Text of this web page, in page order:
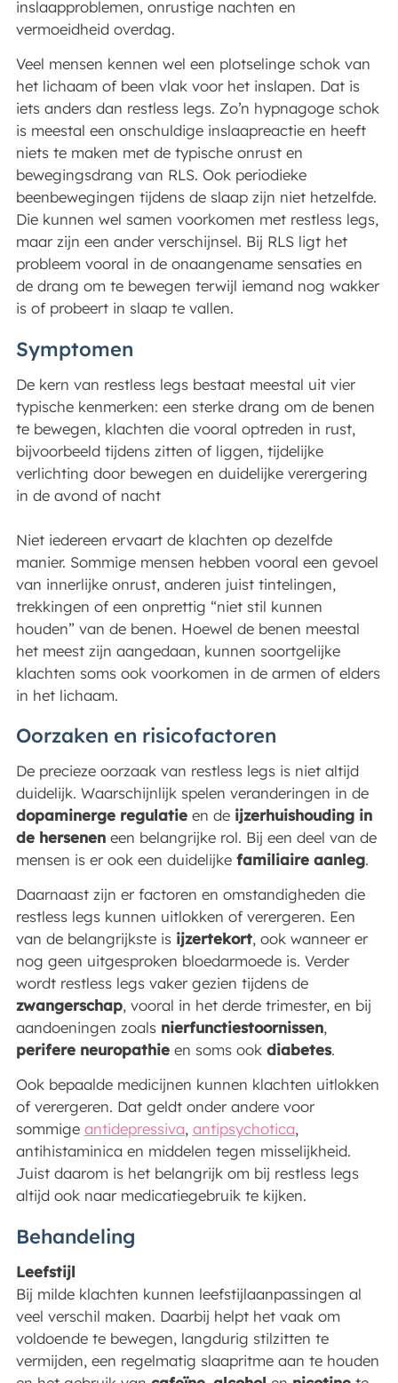
inslaapproblemen, onrustige nachten en
vermoeidheid overdag.
Veel mensen kennen wel een plotselinge schok van
het lichaam of been vlak voor het inslapen. Dat is
iets anders dan restless legs. Zo’n hypnagoge schok
is meestal een onschuldige inslaapreactie en heeft
niets te maken met de typische onrust en
bewegingsdrang van RLS. Ook periodieke
beenbewegingen tijdens de slaap zijn niet hetzelfde.
Die kunnen wel samen voorkomen met restless legs,
maar zijn een ander verschijnsel. Bij RLS ligt het
probleem vooral in de onaangename sensaties en
de drang om te bewegen terwijl iemand nog wakker
is of probeert in slaap te vallen.
Symptomen
De kern van restless legs bestaat meestal uit vier
typische kenmerken: een sterke drang om de benen
te bewegen, klachten die vooral optreden in rust,
bijvoorbeeld tijdens zitten of liggen, tijdelijke
verlichting door bewegen en duidelijke verergering
in de avond of nacht
Niet iedereen ervaart de klachten op dezelfde
manier. Sommige mensen hebben vooral een gevoel
van innerlijke onrust, anderen juist tintelingen,
trekkingen of een onprettig “niet stil kunnen
houden” van de benen. Hoewel de benen meestal
het meest zijn aangedaan, kunnen soortgelijke
klachten soms ook voorkomen in de armen of elders
in het lichaam.
Oorzaken en risicofactoren
De precieze oorzaak van restless legs is niet altijd
duidelijk. Waarschijnlijk spelen veranderingen in de
dopaminerge regulatieen de ijzerhuishouding in
de herseneneen belangrijke rol. Bij een deel van de
mensen is er ook een duidelijke familiaire aanleg.
Daarnaast zijn er factoren en omstandigheden die
restless legs kunnen uitlokken of verergeren. Een
van de belangrijkste is ijzertekort, ook wanneer er
nog geen uitgesproken bloedarmoede is. Verder
wordt restless legs vaker gezien tijdens de
zwangerschap, vooral in het derde trimester, en bij
aandoeningen zoals nierfunctiestoornissen,
perifere neuropathieen soms ook diabetes.
Ook bepaalde medicijnen kunnen klachten uitlokken
of verergeren. Dat geldt onder andere voor
sommige antidepressiva, antipsychotica,
antihistaminica en middelen tegen misselijkheid.
Juist daarom is het belangrijk om bij restless legs
altijd ook naar medicatiegebruik te kijken.
Behandeling
Leefstijl
Bij milde klachten kunnen leefstijlaanpassingen al
veel verschil maken. Daarbij helpt het vaak om
voldoende te bewegen, langdurig stilzitten te
vermijden, een regelmatig slaapritme aan te houden